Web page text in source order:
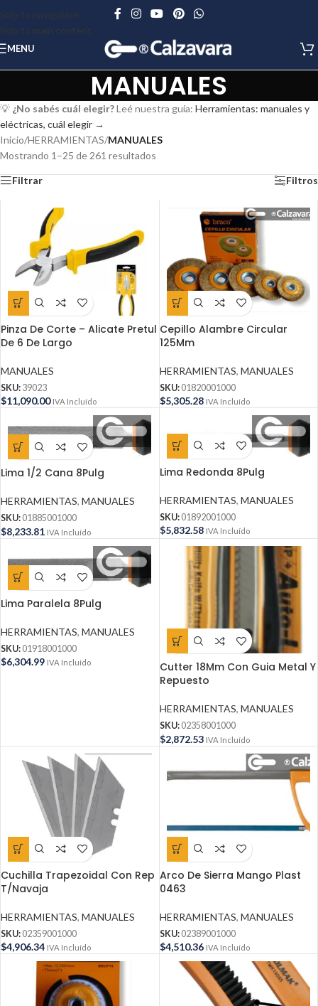
Skip to navigation
Skip to main content
MENU
MANUALES
💡 ¿No sabés cuál elegir?Leé nuestra guía: Herramientas: manuales y
eléctricas, cuál elegir →
Inicio/HERRAMIENTAS/MANUALES
Mostrando 1–25 de 261 resultados
Filtrar Filtros
Pinza De Corte – Alicate Pretul
De 6 De Largo
MANUALES
SKU: 39023
$11,090.00 IVA Incluído
Cepillo Alambre Circular
125Mm
HERRAMIENTAS, MANUALES
SKU: 01820001000
$5,305.28 IVA Incluído
Lima 1/2 Cana 8Pulg
HERRAMIENTAS, MANUALES
SKU: 01885001000
$8,233.81 IVA Incluído
Lima Redonda 8Pulg
HERRAMIENTAS, MANUALES
SKU: 01892001000
$5,832.58 IVA Incluído
Lima Paralela 8Pulg
HERRAMIENTAS, MANUALES
SKU: 01918001000
$6,304.99 IVA Incluído
Cutter 18Mm Con Guia Metal Y
Repuesto
HERRAMIENTAS, MANUALES
SKU: 02358001000
$2,872.53 IVA Incluído
Cuchilla Trapezoidal Con Rep
T/Navaja
HERRAMIENTAS, MANUALES
SKU: 02359001000
$4,906.34 IVA Incluído
Arco De Sierra Mango Plast
0463
HERRAMIENTAS, MANUALES
SKU: 02389001000
$4,510.36 IVA Incluído